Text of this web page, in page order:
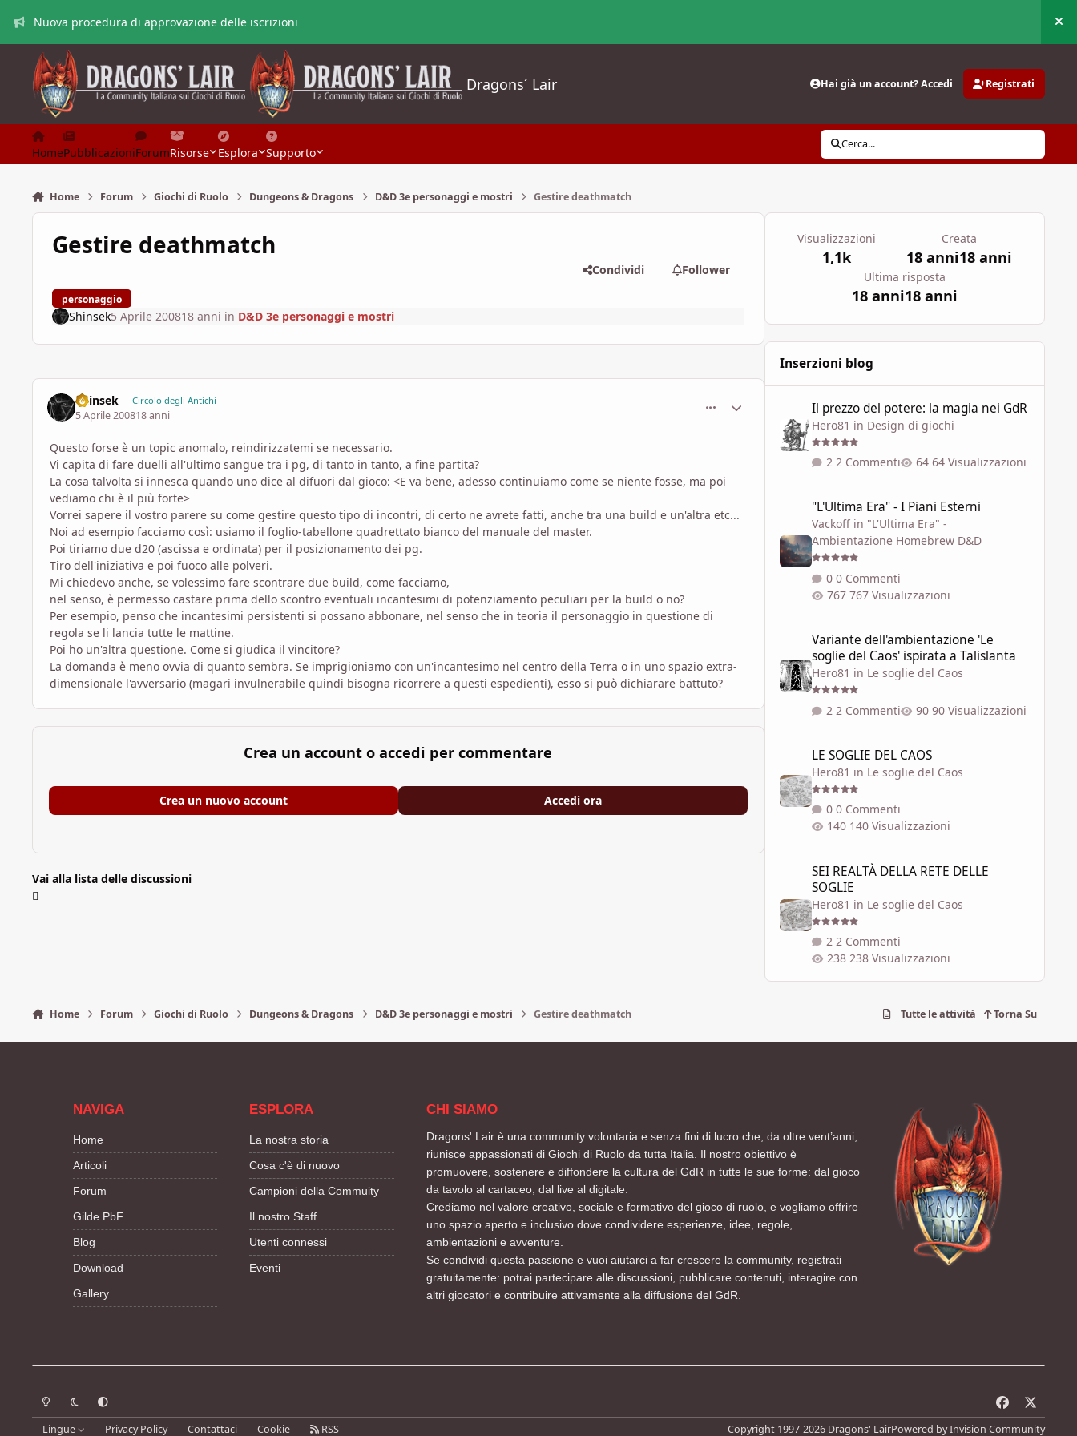
Nuova procedura di approvazione delle iscrizioni
Dragons´ Lair Hai già un account? Accedi Registrati
HomePubblicazioniForumRisorse Esplora Supporto
Cerca...
Home Forum Giochi di Ruolo Dungeons & Dragons D&D 3e personaggi e mostri Gestire deathmatch
Gestire deathmatch
personaggio
Condividi Follower
Shinsek5 Aprile 200818 anni in D&D 3e personaggi e mostri
Shinsek Circolo degli Antichi
5 Aprile 200818 anni
Statistiche Autore
Questo forse è un topic anomalo, reindirizzatemi se necessario.
Vi capita di fare duelli all'ultimo sangue tra i pg, di tanto in tanto, a fine partita?
La cosa talvolta si innesca quando uno dice al difuori dal gioco: <E va bene, adesso continuiamo come se niente fosse, ma poi
vediamo chi è il più forte>
Vorrei sapere il vostro parere su come gestire questo tipo di incontri, di certo ne avrete fatti, anche tra una build e un'altra etc...
Noi ad esempio facciamo così: usiamo il foglio-tabellone quadrettato bianco del manuale del master.
Poi tiriamo due d20 (ascissa e ordinata) per il posizionamento dei pg.
Tiro dell'iniziativa e poi fuoco alle polveri.
Mi chiedevo anche, se volessimo fare scontrare due build, come facciamo,
nel senso, è permesso castare prima dello scontro eventuali incantesimi di potenziamento peculiari per la build o no?
Per esempio, penso che incantesimi persistenti si possano abbonare, nel senso che in teoria il personaggio in questione di
regola se li lancia tutte le mattine.
Poi ho un'altra questione. Come si giudica il vincitore?
La domanda è meno ovvia di quanto sembra. Se imprigioniamo con un'incantesimo nel centro della Terra o in uno spazio extra-
dimensionale l'avversario (magari invulnerabile quindi bisogna ricorrere a questi espedienti), esso si può dichiarare battuto?
Crea un account o accedi per commentare
Crea un nuovo account Accedi ora
Vai alla lista delle discussioni
Visualizzazioni
1,1k
Creata
18 anni18 anni
Ultima risposta
18 anni18 anni
Inserzioni blog
Il prezzo del potere: la magia nei GdR
Hero81 in Design di giochi
2 Commenti 64 Visualizzazioni
"L'Ultima Era" - I Piani Esterni
Vackoffin "L'Ultima Era" -
Ambientazione Homebrew D&D
0 Commenti
767 Visualizzazioni
Variante dell'ambientazione 'Le
soglie del Caos' ispirata a Talislanta
Hero81 in Le soglie del Caos
2 Commenti 90 Visualizzazioni
LE SOGLIE DEL CAOS
Hero81 in Le soglie del Caos
0 Commenti
140 Visualizzazioni
SEI REALTÀ DELLA RETE DELLE
SOGLIE
Hero81 in Le soglie del Caos
2 Commenti
238 Visualizzazioni
Home Forum Giochi di Ruolo Dungeons & Dragons D&D 3e personaggi e mostri Gestire deathmatch Tutte le attività Torna Su
NAVIGA
Home
Articoli
Forum
Gilde PbF
Blog
Download
Gallery
ESPLORA
La nostra storia
Cosa c'è di nuovo
Campioni della Commuity
Il nostro Staff
Utenti connessi
Eventi
CHI SIAMO
Dragons' Lair è una community volontaria e senza fini di lucro che, da oltre vent’anni,
riunisce appassionati di Giochi di Ruolo da tutta Italia. Il nostro obiettivo è
promuovere, sostenere e diffondere la cultura del GdR in tutte le sue forme: dal gioco
da tavolo al cartaceo, dal live al digitale.
Crediamo nel valore creativo, sociale e formativo del gioco di ruolo, e vogliamo offrire
uno spazio aperto e inclusivo dove condividere esperienze, idee, regole,
ambientazioni e avventure.
Se condividi questa passione e vuoi aiutarci a far crescere la community, registrati
gratuitamente: potrai partecipare alle discussioni, pubblicare contenuti, interagire con
altri giocatori e contribuire attivamente alla diffusione del GdR.
Modalità chiara
Modalità scuraSegui la preferenza del sistema
a
Lingue Privacy Policy Contattaci Cookie RSS Copyright 1997-2026 Dragons' LairPowered byInvision Community